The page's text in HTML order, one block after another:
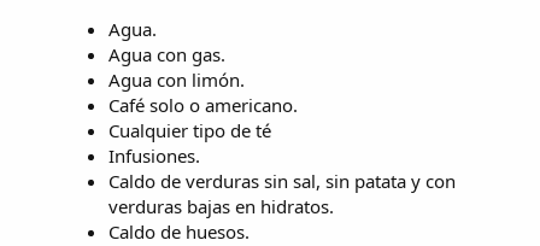
Agua.
Agua con gas.
Agua con limón.
Café solo o americano.
Cualquier tipo de té
Infusiones.
Caldo de verduras sin sal, sin patata y con
verduras bajas en hidratos.
Caldo de huesos.